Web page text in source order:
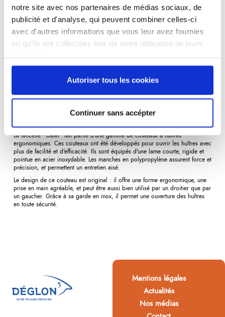
notre site avec nos partenaires de médias sociaux, de
publicité et d'analyse, qui peuvent combiner celles-ci
avec d'autres informations que vous leur avez fournies
ou qu'ils ont collectées lors de votre utilisation de leurs
Autoriser tous les cookies
Continuer sans accépter
Ajouter au panier
Détails du produit Avis(0)
La lancette "Galet" fait partie d'une gamme decouteaux à huîtres
ergonomiques. Ces couteaux ont été développés pour ouvrir les huîtres avec
plus de facilité et d'efficacité. Ils sont équipés d'une lame courte, rigide et
pointue en acier inoxydable. Les manches en polypropylène assurent force et
précision, et permettent un entretien aisé.
Le design de ce couteau est original : il offre une forme ergonomique, une
prise en main agréable, et peut être aussi bien utilisé par un droitier que par
un gaucher. Grâce à sa garde en inox, il permet une ouverture des huîtres
en toute sécurité.
Mentions légales
Actualités
Nos médias